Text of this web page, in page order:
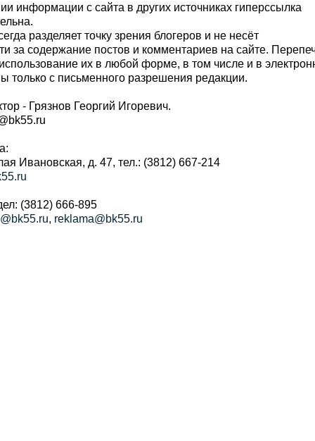
информации с сайта в других источниках гиперссылка
разделяет точку зрения блогеров и не несёт
за содержание постов и комментариев на сайте.
их в любой форме, в том числе и в
с письменного разрешения редакции.
- Грязнов Георгий Игоревич.
Ивановская, д. 47, тел.: (3812) 667-214
(3812) 666-895
, reklama@bk55.ru